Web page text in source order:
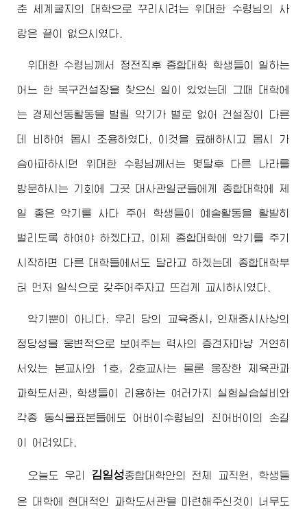
춘 세계굴지의 대학으로 꾸리시려는위대한 수령님의 사
랑은 끝이 없으시였다.
위대한 수령님 께서 정전직후 종합대학 학생들이 일하는
어느 한 복구건설장을 찾으신 일이 있었는데 그때 대학에
는 경제선동활동을 벌릴 악기가 별로 없어 건설장이 다른
데 비하여 몹시 조용하였다. 이것을 료해하시고 몹시 가
슴아파하시던 위대한 수령님 께서는 몇달후 다른 나라를
방문하시는 기회에 그곳 대사관일군들에게 종합대학에 제
일 좋은 악기를 사다 주어 학생들이 예술활동을 활발히
벌리도록 하여야 하겠다고, 이제 종합대학에 악기를 주기
시작하면 다른 대학들에서도 달라고 하겠는데 종합대학부
터 먼저 일식으로 갖추어주자고 뜨겁게 교시하시였다.
악기뿐이 아니다. 우리 당의 교육중시, 인재중시사상의
정당성을 웅변적으로 보여주는 력사의 증견자마냥 거연히
서있는 본교사와 1호, 2호교사는 물론 웅장한 체육관과
과학도서관, 학생들이 리용하는 여러가지 실험실습설비와
각종 동식물표본들에도 어버이수령님 의 친어버이의 손길
이 어려있다.
오늘도 우리 김일성종합대학안의 전체 교직원, 학생들
은 대학에 현대적인 과학도서관을 마련해주신것이 너무도